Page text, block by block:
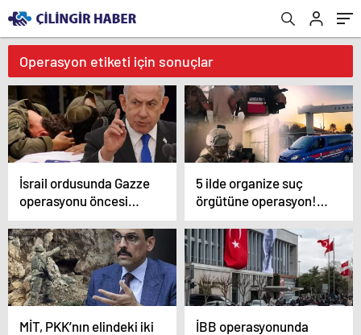
Operasyon etiketi için sonuçlar
İsrail ordusunda Gazze
operasyonu öncesi
çatırdama: Motivasyon
düşüyor, endişe artıyor
5 ilde organize suç
örgütüne operasyon!
1,2 milyar TL’lik hesap
hareketi şoke etti
MİT, PKK’nın elindeki iki
İBB operasyonunda